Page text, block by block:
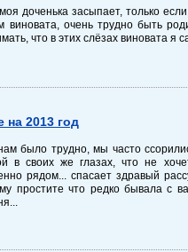
доченька засыпает, только
виновата, очень трудно быть
что в этих слёзах виновата я
на 2013 год
было трудно, мы часто
в своих же глазах, что не
рядом... спасает здравый
простите что редко бывала с